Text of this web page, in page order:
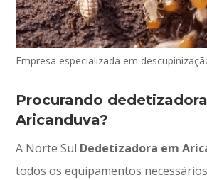
Empresa especializada em
Procurando
Aricanduva?
A Norte Sul Dedetizadora em
todos os equipamentos